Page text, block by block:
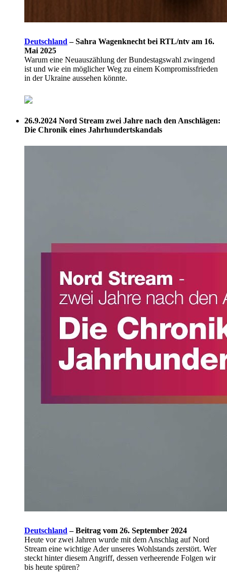
Deutschland – Sahra Wagenknecht bei RTL/ntv am 16.
Mai 2025
Warum eine Neuauszählung der Bundestagswahl zwingend
ist und wie ein möglicher Weg zu einem Kompromissfrieden
in der Ukraine aussehen könnte.
26.9.2024 Nord Stream zwei Jahre nach den Anschlägen:
Die Chronik eines Jahrhundertskandals
Deutschland – Beitrag vom 26. September 2024
Heute vor zwei Jahren wurde mit dem Anschlag auf Nord
Stream eine wichtige Ader unseres Wohlstands zerstört. Wer
steckt hinter diesem Angriff, dessen verheerende Folgen wir
bis heute spüren?